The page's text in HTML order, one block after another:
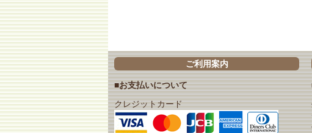
ご利用案内
■お支払いについて
クレジットカード